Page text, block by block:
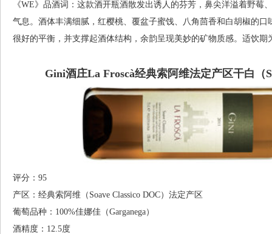
《WE》品酒词：这款酒开瓶酒散发出诱人的芬芳，鼻尖洋溢着野莓
气息。酒体丰满细腻，红樱桃、覆盆子蜜饯、八角茴香和白胡椒的
很好的平衡，并支撑起酒体结构，余韵呈现美妙的矿物质感。适饮期
Gini酒庄La Froscà经典索阿维法定产区干白（
评分：95
产区：经典索阿维（Soave Classico DOC）法定产区
葡萄品种：100%佳娜佳（Garganega）
酒精度：12.5度